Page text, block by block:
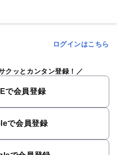
ログインはこちら
クッとカンタン登録！
で会員登録
で会員登録